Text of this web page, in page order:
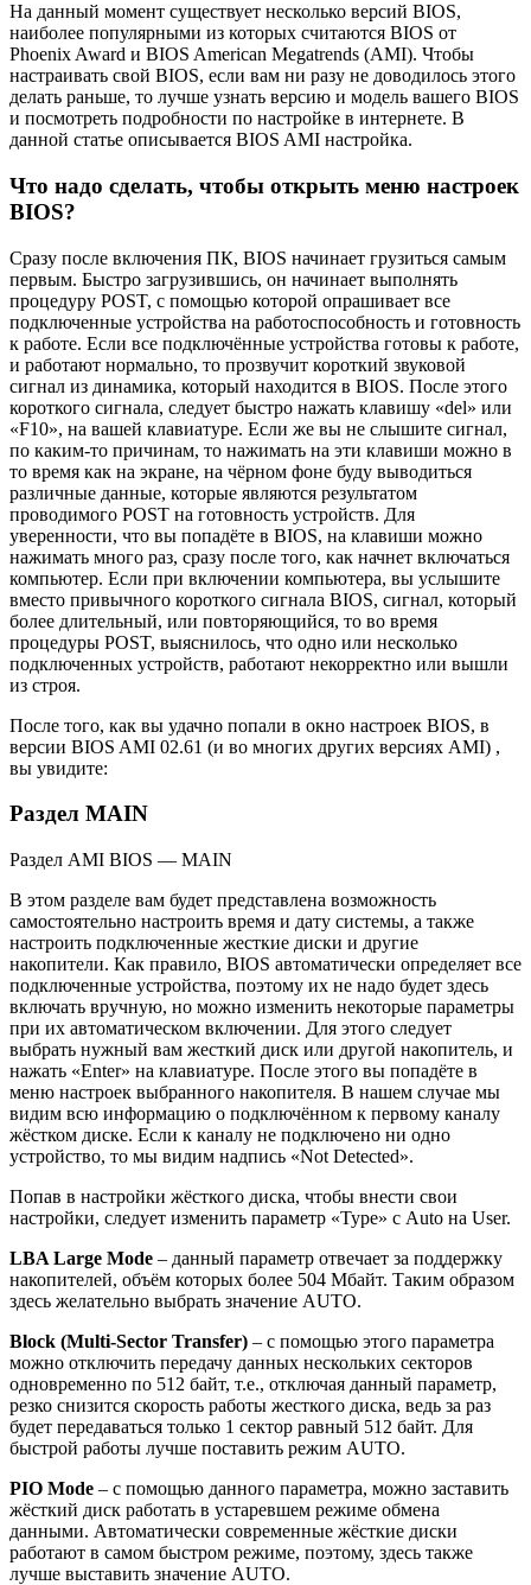
На данный момент существует несколько версий BIOS,
наиболее популярными из которых считаются BIOS от
Phoenix Award и BIOS American Megatrends (AMI). Чтобы
настраивать свой BIOS, если вам ни разу не доводилось этого
делать раньше, то лучше узнать версию и модель вашего BIOS
и посмотреть подробности по настройке в интернете. В
данной статье описывается BIOS AMI настройка.
Что надо сделать, чтобы открыть меню настроек
BIOS?
Сразу после включения ПК, BIOS начинает грузиться самым
первым. Быстро загрузившись, он начинает выполнять
процедуру POST, с помощью которой опрашивает все
подключенные устройства на работоспособность и готовность
к работе. Если все подключённые устройства готовы к работе,
и работают нормально, то прозвучит короткий звуковой
сигнал из динамика, который находится в BIOS. После этого
короткого сигнала, следует быстро нажать клавишу «del» или
«F10», на вашей клавиатуре. Если же вы не слышите сигнал,
по каким-то причинам, то нажимать на эти клавиши можно в
то время как на экране, на чёрном фоне буду выводиться
различные данные, которые являются результатом
проводимого POST на готовность устройств. Для
уверенности, что вы попадёте в BIOS, на клавиши можно
нажимать много раз, сразу после того, как начнет включаться
компьютер. Если при включении компьютера, вы услышите
вместо привычного короткого сигнала BIOS, сигнал, который
более длительный, или повторяющийся, то во время
процедуры POST, выяснилось, что одно или несколько
подключенных устройств, работают некорректно или вышли
из строя.
После того, как вы удачно попали в окно настроек BIOS, в
версии BIOS AMI 02.61 (и во многих других версиях AMI) ,
вы увидите:
Раздел MAIN
Раздел AMI BIOS — MAIN
В этом разделе вам будет представлена возможность
самостоятельно настроить время и дату системы, а также
настроить подключенные жесткие диски и другие
накопители. Как правило, BIOS автоматически определяет все
подключенные устройства, поэтому их не надо будет здесь
включать вручную, но можно изменить некоторые параметры
при их автоматическом включении. Для этого следует
выбрать нужный вам жесткий диск или другой накопитель, и
нажать «Enter» на клавиатуре. После этого вы попадёте в
меню настроек выбранного накопителя. В нашем случае мы
видим всю информацию о подключённом к первому каналу
жёстком диске. Если к каналу не подключено ни одно
устройство, то мы видим надпись «Not Detected».
Попав в настройки жёсткого диска, чтобы внести свои
настройки, следует изменить параметр «Type» с Auto на User.
LBA Large Mode – данный параметр отвечает за поддержку
накопителей, объём которых более 504 Мбайт. Таким образом
здесь желательно выбрать значение AUTO.
Block (Multi-Sector Transfer) – с помощью этого параметра
можно отключить передачу данных нескольких секторов
одновременно по 512 байт, т.е., отключая данный параметр,
резко снизится скорость работы жесткого диска, ведь за раз
будет передаваться только 1 сектор равный 512 байт. Для
быстрой работы лучше поставить режим AUTO.
PIO Mode – с помощью данного параметра, можно заставить
жёсткий диск работать в устаревшем режиме обмена
данными. Автоматически современные жёсткие диски
работают в самом быстром режиме, поэтому, здесь также
лучше выставить значение AUTO.